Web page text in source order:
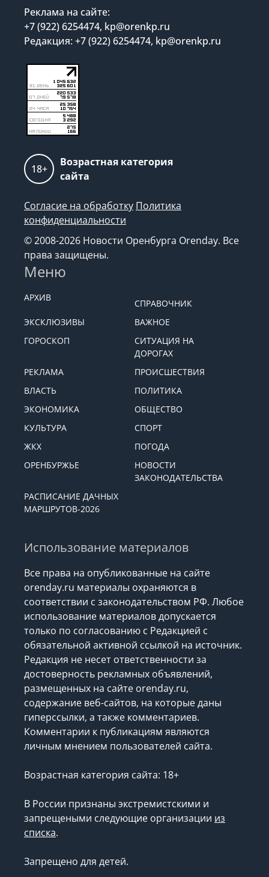
Реклама на сайте:
+7 (922) 6254474, kp@orenkp.ru
Редакция: +7 (922) 6254474, kp@orenkp.ru
18+
Возрастная категория
сайта
Согласие на обработку Политика
конфиденциальности
© 2008-2026 Новости Оренбурга Orenday. Все
права защищены.
Меню
АРХИВ
СПРАВОЧНИК
ЭКСКЛЮЗИВЫ
ВАЖНОЕ
ГОРОСКОП
СИТУАЦИЯ НА
ДОРОГАХ
РЕКЛАМА
ПРОИСШЕСТВИЯ
ВЛАСТЬ
ПОЛИТИКА
ЭКОНОМИКА
ОБЩЕСТВО
КУЛЬТУРА
СПОРТ
ЖКХ
ПОГОДА
ОРЕНБУРЖЬЕ
НОВОСТИ
ЗАКОНОДАТЕЛЬСТВА
РАСПИСАНИЕ ДАЧНЫХ
МАРШРУТОВ-2026
Использование материалов
Все права на опубликованные на сайте
orenday.ru материалы охраняются в
соответствии с законодательством РФ. Любое
использование материалов допускается
только по согласованию с Редакцией с
обязательной активной ссылкой на источник.
Редакция не несет ответственности за
достоверность рекламных объявлений,
размещенных на сайте orenday.ru,
содержание веб-сайтов, на которые даны
гиперссылки, а также комментариев.
Комментарии к публикациям являются
личным мнением пользователей сайта.
Возрастная категория сайта: 18+
В России признаны экстремистскими и
запрещеными следующие организации из
списка.
Запрещено для детей.